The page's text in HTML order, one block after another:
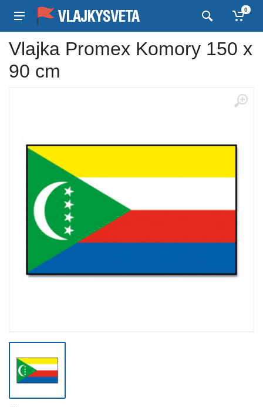
0
Vlajka Promex Komory 150 x
90 cm